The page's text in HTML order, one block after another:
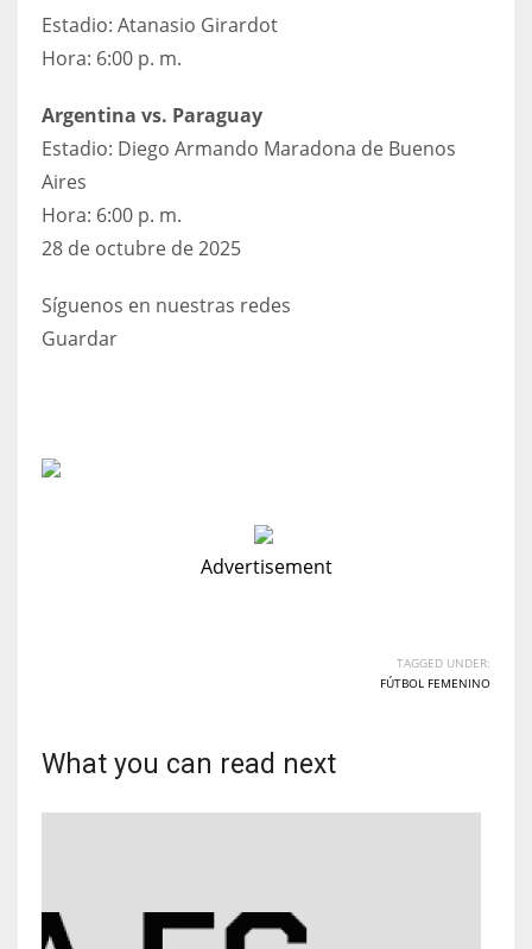
Estadio: Atanasio Girardot
Hora: 6:00 p. m.
Argentina vs. Paraguay
Estadio: Diego Armando Maradona de Buenos
Aires
Hora: 6:00 p. m.
28 de octubre de 2025
Síguenos en nuestras redes
Guardar
Advertisement
TAGGED UNDER:
FÚTBOL FEMENINO
What you can read next